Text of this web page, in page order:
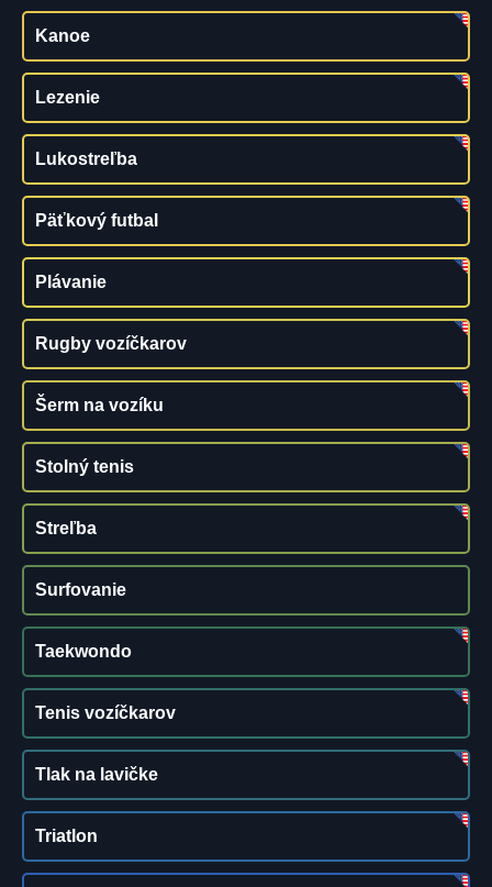
Kanoe
Lezenie
Lukostreľba
Päťkový futbal
Plávanie
Rugby vozíčkarov
Šerm na vozíku
Stolný tenis
Streľba
Surfovanie
Taekwondo
Tenis vozíčkarov
Tlak na lavičke
Triatlon